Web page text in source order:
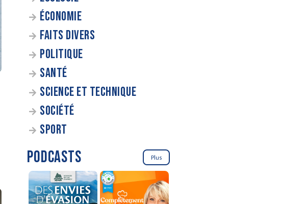
ÉCONOMIE
FAITS DIVERS
POLITIQUE
SANTÉ
SCIENCE ET TECHNIQUE
SOCIÉTÉ
SPORT
PODCASTS Plus